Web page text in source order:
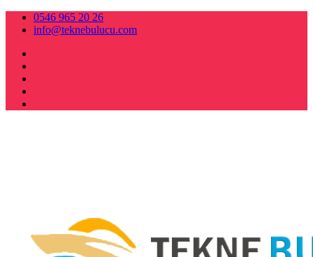
0546 965 20 26
info@teknebulucu.com